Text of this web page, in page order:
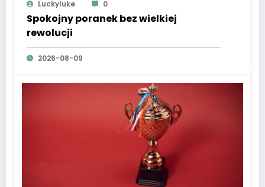
Luckyluke 0
Spokojny poranek bez wielkiej
rewolucji
2026-08-09